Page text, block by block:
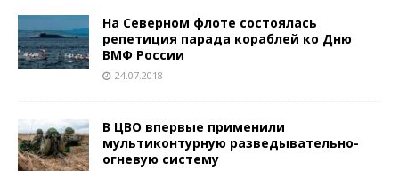
На Северном флоте состоялась
репетиция парада кораблей ко Дню
ВМФ России
24.07.2018
В ЦВО впервые применили
мультиконтурную разведывательно-
огневую систему